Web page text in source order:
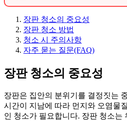
장판 청소의 중요성
장판 청소 방법
청소 시 주의사항
자주 묻는 질문(FAQ)
장판 청소의 중요성
장판은 집안의 분위기를 결정짓는
시간이 지남에 따라 먼지와 오염물
인 청소가 필요합니다. 장판 청소는